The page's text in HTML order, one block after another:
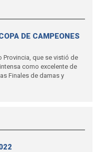
DE CAMPEONES
Provincia, que se vistió de
como excelente de
Finales de damas y